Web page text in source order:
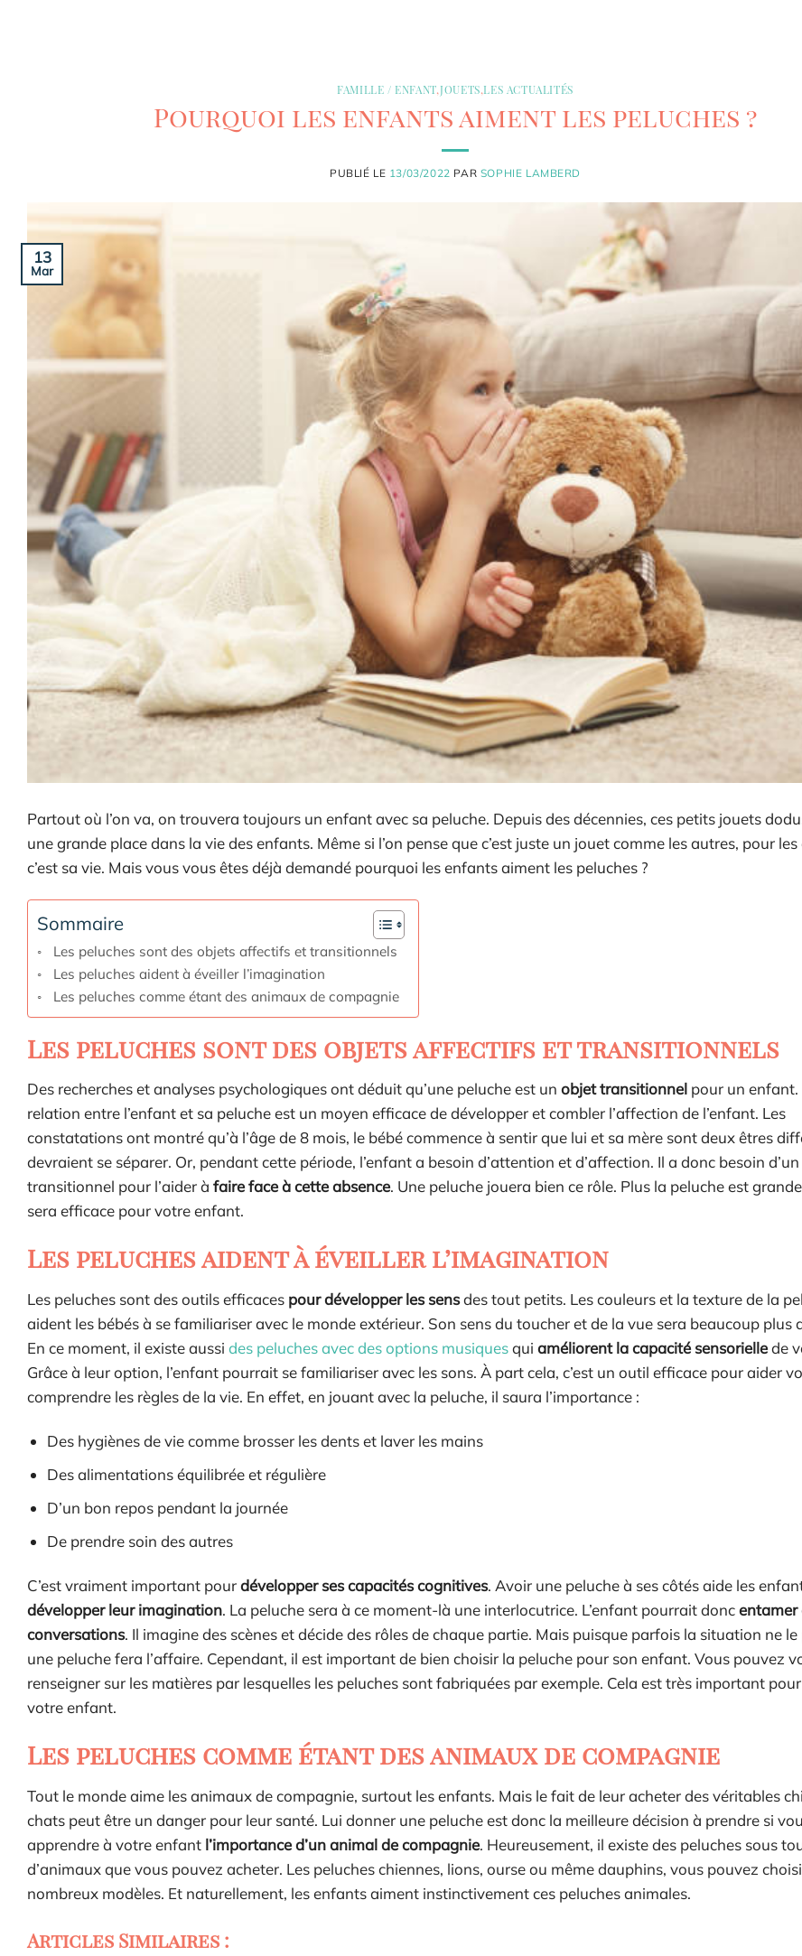
FAMILLE / ENFANT,JOUETS,LES ACTUALITÉS
Pourquoi les enfants aiment les peluches ?
PUBLIÉ LE 13/03/2022 PAR SOPHIE LAMBERD
13
Mar
Partout où l’on va, on trouvera toujours un enfant avec sa peluche. Depuis des décennies, ces petits jouets
une grande place dans la vie des enfants. Même si l’on pense que c’est juste un jouet comme les autres, pour
c’est sa vie. Mais vous vous êtes déjà demandé pourquoi les enfants aiment les peluches ?
Sommaire
Les peluches sont des objets affectifs et transitionnels
Les peluches aident à éveiller l’imagination
Les peluches comme étant des animaux de compagnie
Les peluches sont des objets affectifs et transitionnels
Des recherches et analyses psychologiques ont déduit qu’une peluche est un objet transitionnel pour un enfant.
relation entre l’enfant et sa peluche est un moyen efficace de développer et combler l’affection de l’enfant. Les
constatations ont montré qu’à l’âge de 8 mois, le bébé commence à sentir que lui et sa mère sont deux êtres
devraient se séparer. Or, pendant cette période, l’enfant a besoin d’attention et d’affection. Il a donc besoin
transitionnel pour l’aider à faire face à cette absence. Une peluche jouera bien ce rôle. Plus la peluche est
sera efficace pour votre enfant.
Les peluches aident à éveiller l’imagination
Les peluches sont des outils efficaces pour développer les sensdes tout petits. Les couleurs et la texture de la
aident les bébés à se familiariser avec le monde extérieur. Son sens du toucher et de la vue sera beaucoup plus
En ce moment, il existe aussi des peluches avec des options musiquesqui améliorent la capacité sensoriellede
Grâce à leur option, l’enfant pourrait se familiariser avec les sons. À part cela, c’est un outil efficace pour aider
comprendre les règles de la vie. En effet, en jouant avec la peluche, il saura l’importance :
Des hygiènes de vie comme brosser les dents et laver les mains
Des alimentations équilibrée et régulière
D’un bon repos pendant la journée
De prendre soin des autres
C’est vraiment important pourdévelopper ses capacités cognitives. Avoir une peluche à ses côtés aide les
développer leur imagination. La peluche sera à ce moment-là une interlocutrice. L’enfant pourrait doncentamer
conversations. Il imagine des scènes et décide des rôles de chaque partie. Mais puisque parfois la situation ne
une peluche fera l’affaire. Cependant, il est important de bien choisir la peluche pour son enfant. Vous pouvez
renseigner sur les matières par lesquelles les peluches sont fabriquées par exemple. Cela est très important
votre enfant.
Les peluches comme étant des animaux de compagnie
Tout le monde aime les animaux de compagnie, surtout les enfants. Mais le fait de leur acheter des véritables
chats peut être un danger pour leur santé. Lui donner une peluche est donc la meilleure décision à prendre si
apprendre à votre enfant l’importance d’un animal de compagnie. Heureusement, il existe des peluches sous
d’animaux que vous pouvez acheter. Les peluches chiennes, lions, ourse ou même dauphins, vous pouvez
nombreux modèles. Et naturellement, les enfants aiment instinctivement ces peluches animales.
Articles Similaires :